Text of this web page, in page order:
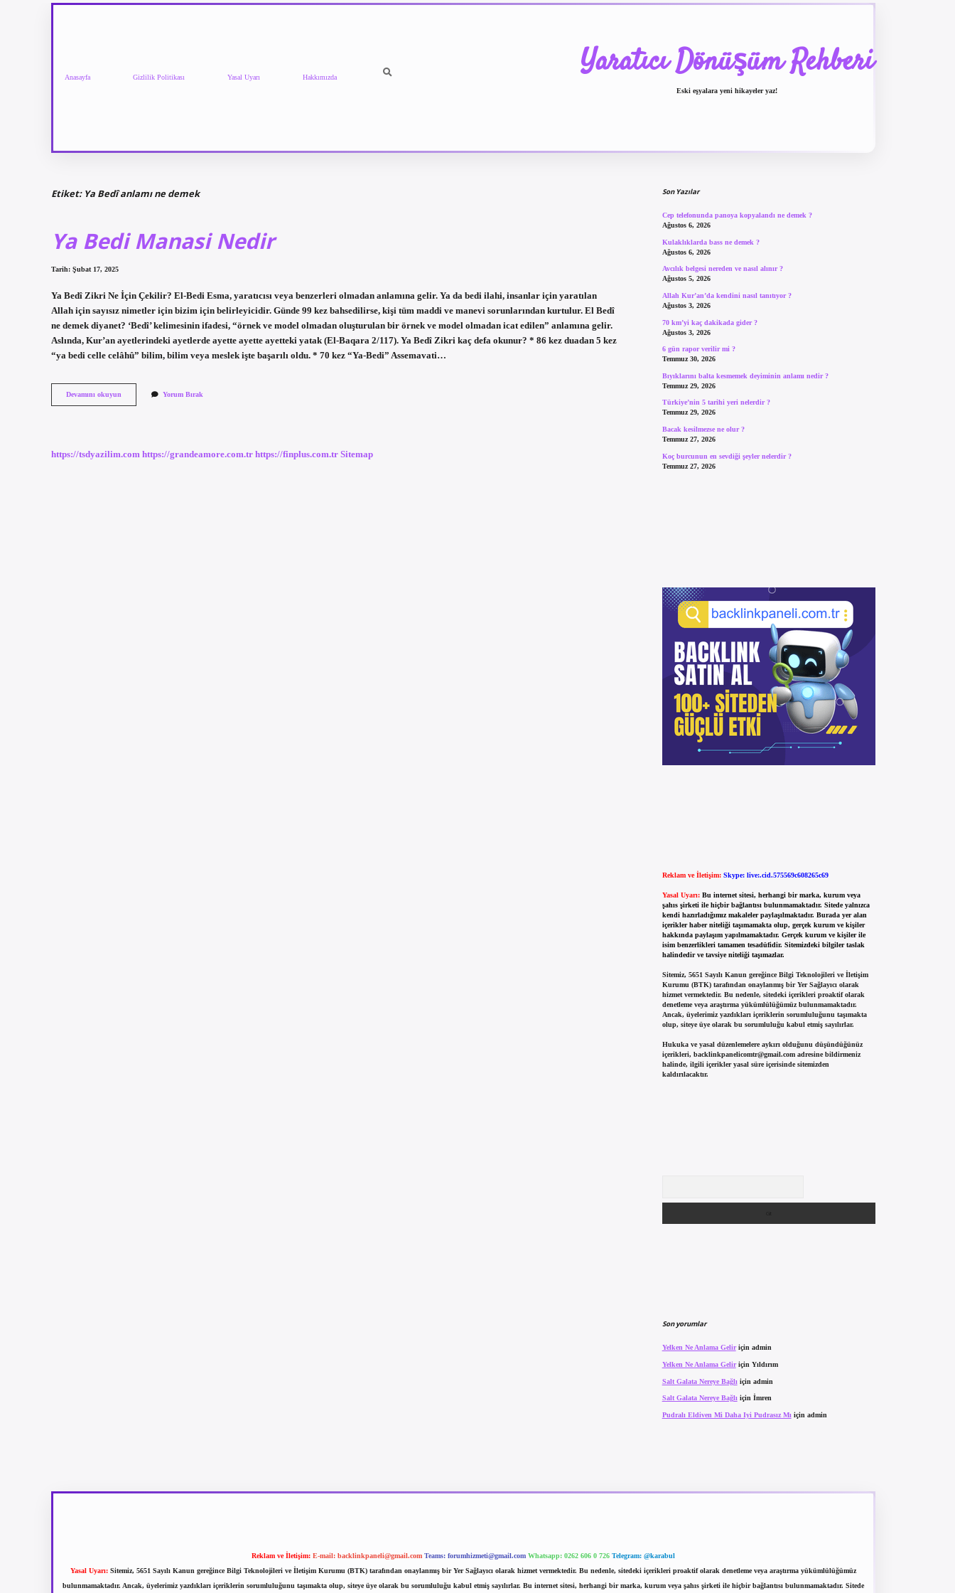
Anasayfa Gizlilik Politikası Yasal Uyarı Hakkımızda Yaratıcı Dönüşüm Rehberi
Eski eşyalara yeni hikayeler yaz!
Etiket: Ya Bedî anlamı ne demek
Ya Bedi Manasi Nedir
Tarih: Şubat 17, 2025
Ya Bedî Zikri Ne İçin Çekilir? El-Bedi Esma, yaratıcısı veya benzerleri olmadan anlamına gelir. Ya da bedi ilahi, insanlar için yaratılan
Allah için sayısız nimetler için bizim için belirleyicidir. Günde 99 kez bahsedilirse, kişi tüm maddi ve manevi sorunlarından kurtulur. El Bedî
ne demek diyanet? ‘Bedî’ kelimesinin ifadesi, “örnek ve model olmadan oluşturulan bir örnek ve model olmadan icat edilen” anlamına gelir.
Aslında, Kur’an ayetlerindeki ayetlerde ayette ayette ayetteki yatak (El-Baqara 2/117). Ya Bedî Zikri kaç defa okunur? * 86 kez duadan 5 kez
“ya bedi celle celâhû” bilim, bilim veya meslek işte başarılı oldu. * 70 kez “Ya-Bedi” Assemavati…
Devamını okuyun
Bedi
Yorum Bırak
https://tsdyazilim.com https://grandeamore.com.tr https://finplus.com.tr Sitemap
Son Yazılar
Cep telefonunda panoya kopyalandı ne demek ?
Ağustos 6, 2026
Kulaklıklarda bass ne demek ?
Ağustos 6, 2026
Avcılık belgesi nereden ve nasıl alınır ?
Ağustos 5, 2026
Allah Kur’an’da kendini nasıl tanıtıyor ?
Ağustos 3, 2026
70 km’yi kaç dakikada gider ?
Ağustos 3, 2026
6 gün rapor verilir mi ?
Temmuz 30, 2026
Bıyıklarını balta kesmemek deyiminin anlamı nedir ?
Temmuz 29, 2026
Türkiye’nin 5 tarihi yeri nelerdir ?
Temmuz 29, 2026
Bacak kesilmezse ne olur ?
Temmuz 27, 2026
Koç burcunun en sevdiği şeyler nelerdir ?
Temmuz 27, 2026
Reklam ve İletişim: Skype: live:.cid.575569c608265c69
Yasal Uyarı: Bu internet sitesi, herhangi bir marka, kurum veya
şahıs şirketi ile hiçbir bağlantısı bulunmamaktadır. Sitede yalnızca
kendi hazırladığımız makaleler paylaşılmaktadır. Burada yer alan
içerikler haber niteliği taşımamakta olup, gerçek kurum ve kişiler
hakkında paylaşım yapılmamaktadır. Gerçek kurum ve kişiler ile
isim benzerlikleri tamamen tesadüfidir. Sitemizdeki bilgiler taslak
halindedir ve tavsiye niteliği taşımazlar.
Sitemiz, 5651 Sayılı Kanun gereğince Bilgi Teknolojileri ve İletişim
Kurumu (BTK) tarafından onaylanmış bir Yer Sağlayıcı olarak
hizmet vermektedir. Bu nedenle, sitedeki içerikleri proaktif olarak
denetleme veya araştırma yükümlülüğümüz bulunmamaktadır.
Ancak, üyelerimiz yazdıkları içeriklerin sorumluluğunu taşımakta
olup, siteye üye olarak bu sorumluluğu kabul etmiş sayılırlar.
Hukuka ve yasal düzenlemelere aykırı olduğunu düşündüğünüz
içerikleri, backlinkpanelicomtr@gmail.comadresine bildirmeniz
halinde, ilgili içerikler yasal süre içerisinde sitemizden
kaldırılacaktır.
Son yorumlar
Yelken Ne Anlama Geliriçin admin
Yelken Ne Anlama Geliriçin Yıldırım
Salt Galata Nereye Bağlı için admin
Salt Galata Nereye Bağlı için İmren
Pudralı Eldiven Mi Daha Iyi Pudrasız Mı için admin
Reklam ve İletişim: E-mail: backlinkpaneli@gmail.com Teams: forumhizmeti@gmail.com Whatsapp: 0262 606 0 726 Telegram: @karabul
Yasal Uyarı: Sitemiz, 5651 Sayılı Kanun gereğince Bilgi Teknolojileri ve İletişim Kurumu (BTK) tarafından onaylanmış bir Yer Sağlayıcı olarak hizmet vermektedir. Bu nedenle, sitedeki içerikleri proaktif olarak denetleme veya araştırma yükümlülüğümüz
bulunmamaktadır. Ancak, üyelerimiz yazdıkları içeriklerin sorumluluğunu taşımakta olup, siteye üye olarak bu sorumluluğu kabul etmiş sayılırlar. Bu internet sitesi, herhangi bir marka, kurum veya şahıs şirketi ile hiçbir bağlantısı bulunmamaktadır. Sitede